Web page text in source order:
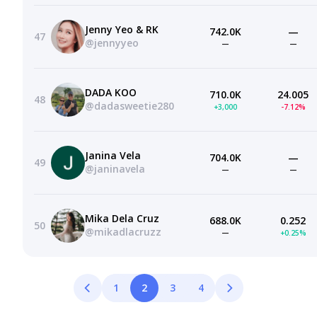
47
Jenny Yeo & RK
@jennyyeo
742.0K
—
—
—
48
DADA KOO
@dadasweetie280
710.0K
+3,000
24.005
-7.12%
49
Janina Vela
@janinavela
704.0K
—
—
—
50
Mika Dela Cruz
@mikadlacruzz
688.0K
—
0.252
+0.25%
1 2 3 4